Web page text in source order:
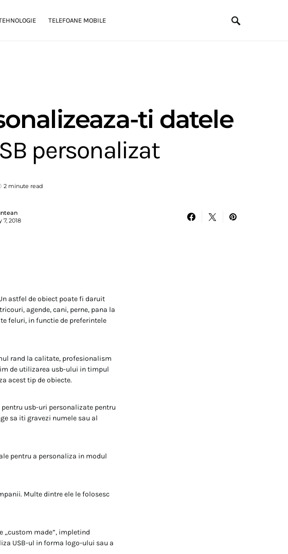
TELEFOANE MOBILE
ti datele
personalizat
2 minute read
7, 2018
astfel de obiect poate fi daruit
agende, cani, perne, pana la
feluri, in functie de preferintele
rand la calitate, profesionalism
de utilizarea usb-ului in timpul
acest tip de obiecte.
usb-uri personalizate pentru
sa iti gravezi numele sau al
pentru a personaliza in modul
Multe dintre ele le folosesc
„custom made”, impletind
USB-ul in forma logo-ului sau a